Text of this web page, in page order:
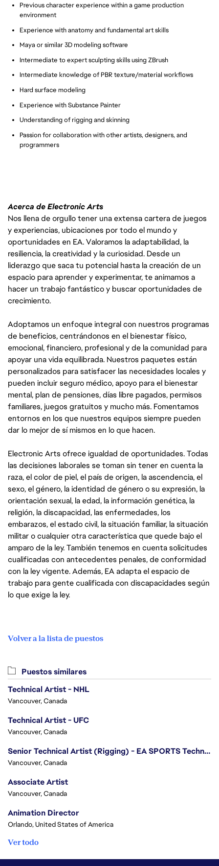
Previous character experience within a game production
environment
Experience with anatomy and fundamental art skills
Maya or similar 3D modeling software
Intermediate to expert sculpting skills using ZBrush
Intermediate knowledge of PBR texture/material workflows
Hard surface modeling
Experience with Substance Painter
Understanding of rigging and skinning
Passion for collaboration with other artists, designers, and
programmers
Acerca de Electronic Arts
Nos llena de orgullo tener una extensa cartera de juegos
y experiencias, ubicaciones por todo el mundo y
oportunidades en EA. Valoramos la adaptabilidad, la
resiliencia, la creatividad y la curiosidad. Desde un
liderazgo que saca tu potencial hasta la creación de un
espacio para aprender y experimentar, te animamos a
hacer un trabajo fantástico y buscar oportunidades de
crecimiento.
Adoptamos un enfoque integral con nuestros programas
de beneficios, centrándonos en el bienestar físico,
emocional, financiero, profesional y de la comunidad para
apoyar una vida equilibrada. Nuestros paquetes están
personalizados para satisfacer las necesidades locales y
pueden incluir seguro médico, apoyo para el bienestar
mental, plan de pensiones, días libre pagados, permisos
familiares, juegos gratuitos y mucho más. Fomentamos
entornos en los que nuestros equipos siempre pueden
dar lo mejor de sí mismos en lo que hacen.
Electronic Arts ofrece igualdad de oportunidades. Todas
las decisiones laborales se toman sin tener en cuenta la
raza, el color de piel, el país de origen, la ascendencia, el
sexo, el género, la identidad de género o su expresión, la
orientación sexual, la edad, la información genética, la
religión, la discapacidad, las enfermedades, los
embarazos, el estado civil, la situación familiar, la situación
militar o cualquier otra característica que quede bajo el
amparo de la ley. También tenemos en cuenta solicitudes
cualificadas con antecedentes penales, de conformidad
con la ley vigente. Además, EA adapta el espacio de
trabajo para gente cualificada con discapacidades según
lo que exige la ley.
Volver a la lista de puestos
Puestos similares
Technical Artist - NHL
Vancouver, Canada
Technical Artist - UFC
Vancouver, Canada
Senior Technical Artist (Rigging) - EA SPORTS Technology
Vancouver, Canada
Associate Artist
Vancouver, Canada
Animation Director
Orlando, United States of America
Ver todo